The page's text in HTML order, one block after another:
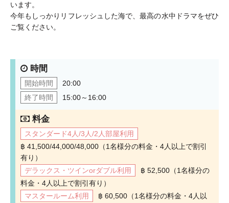
います。
今年もしっかりリフレッシュした海で、最高の水中ドラマをぜひ
ご覧ください。
時間
開始時間
20:00
終了時間
15:00～16:00
料金
スタンダード4人/3人/2人部屋利用
฿ 41,500/44,000/48,000（1名様分の料金・4人以上で割引
有り）
デラックス・ツインorダブル利用
฿ 52,500（1名様分の
料金・4人以上で割引有り）
マスタールーム利用
฿ 60,500（1名様分の料金・4人以